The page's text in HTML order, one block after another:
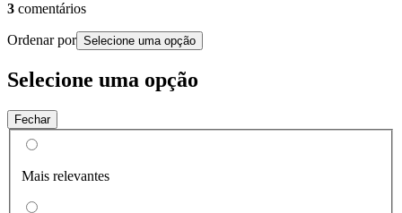
3 comentários
Ordenar por Selecione uma opção
Selecione uma opção
Fechar
Mais relevantes